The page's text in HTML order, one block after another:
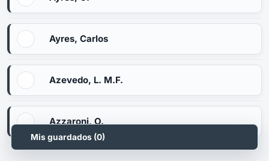
Ayres, Carlos
Azevedo, L. M.F.
Azzaroni, O.
Mis guardados (0)